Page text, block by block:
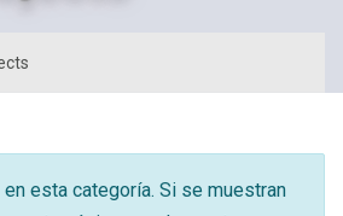
esta categoría. Si se muestran